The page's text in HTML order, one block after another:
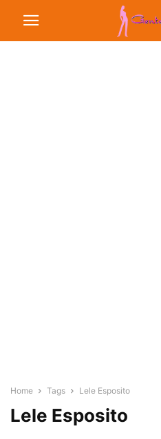
Home Tags Lele Esposito
Lele Esposito